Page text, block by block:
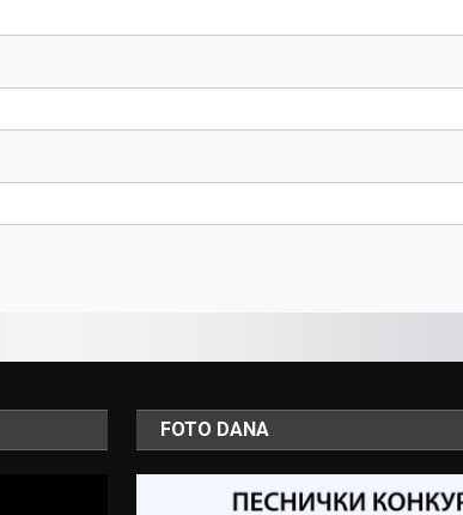
FOTO DANA